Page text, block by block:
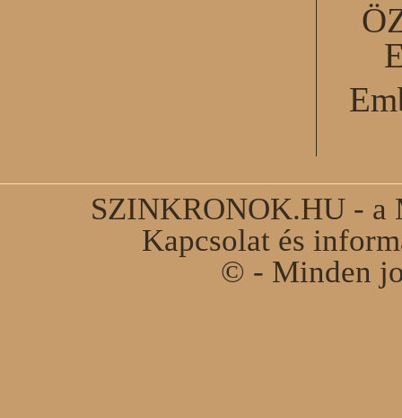
SZINKRONOK.HU - a
Kapcsolat és
© - Minden